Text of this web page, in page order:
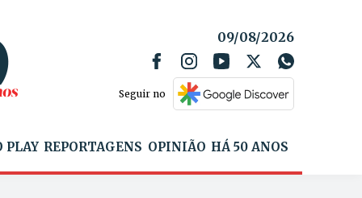
09/08/2026
Seguir no
PLAY REPORTAGENS OPINIÃO HÁ 50 ANOS